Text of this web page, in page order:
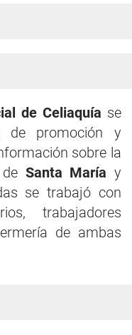
de Celiaquía se
de promoción y
sobre la
Santa María y
se trabajó con
trabajadores
de ambas